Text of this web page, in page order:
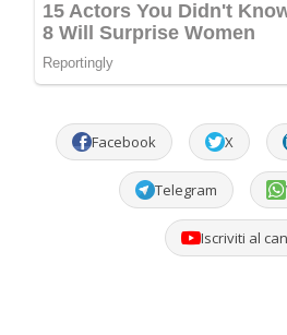
Facebook X
Telegram
Iscriviti al